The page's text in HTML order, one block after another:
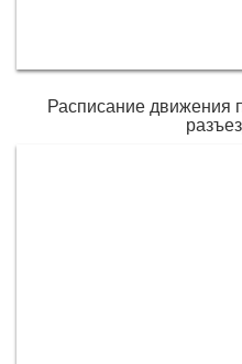
Расписание движения